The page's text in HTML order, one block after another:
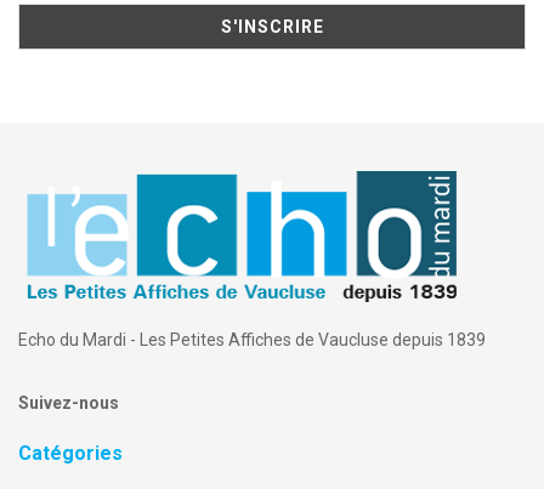
Echo du Mardi - Les Petites Affiches de Vaucluse depuis 1839
Suivez-nous
Catégories